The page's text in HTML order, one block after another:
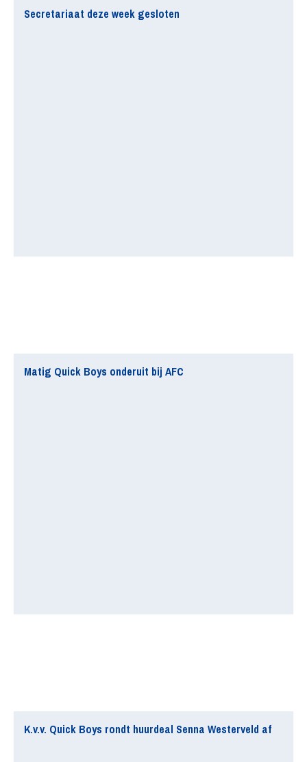
Secretariaat deze week gesloten
Matig Quick Boys onderuit bij AFC
K.v.v. Quick Boys rondt huurdeal Senna Westerveld af